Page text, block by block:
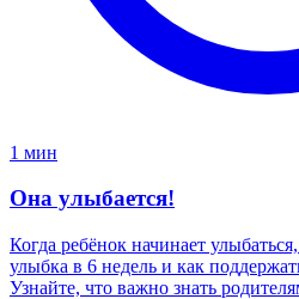
1 мин
Она улыбается!
Когда ребёнок начинает
улыбка в 6 недель и как
Узнайте, что важно знать